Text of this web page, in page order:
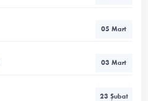
05 Mart
03 Mart
23 Şubat